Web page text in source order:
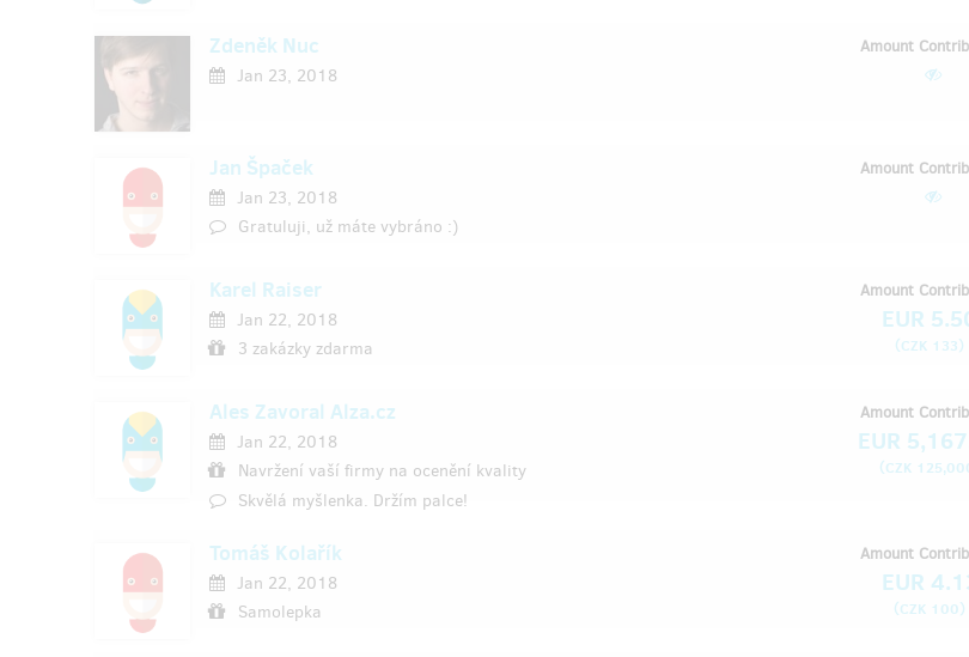
Zdeněk Nuc
Jan 23, 2018
Amount
Jan Špaček
Jan 23, 2018
Gratuluji, už máte vybráno :)
Amount
Karel Raiser
Jan 22, 2018
3 zakázky zdarma
Amount
EUR
(CZK 133)
Ales Zavoral Alza.cz
Jan 22, 2018
Navržení vaší firmy na ocenění kvality
Skvělá myšlenka. Držím palce!
Amount
EUR
(CZK
Tomáš Kolařík
Jan 22, 2018
Samolepka
Amount
EUR
(CZK 100)